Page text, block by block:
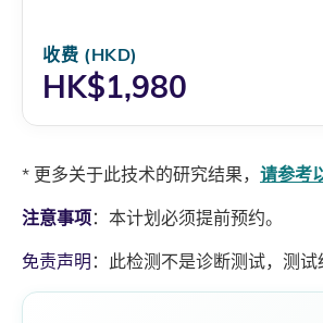
收费 (HKD)
HK$1,980
* 更多关于此技术的研究结果， 请参考
注意事项：本计划必须提前预约。
免责声明 ：此检测不是诊断测试，测试